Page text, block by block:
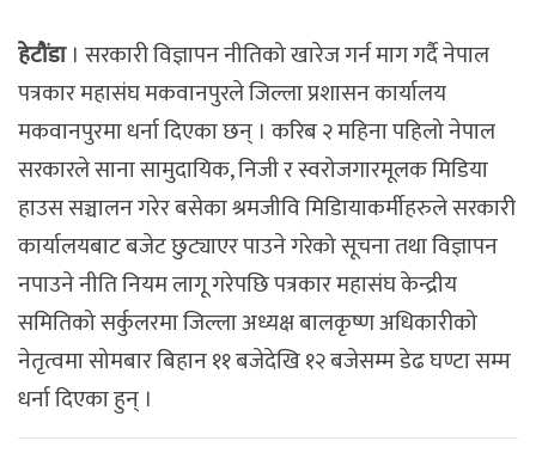
हेटौंडा। सरकारी विज्ञापन नीतिको खारेज गर्न माग गर्दै नेपाल
पत्रकार महासंघ मकवानपुरले जिल्ला प्रशासन कार्यालय
मकवानपुरमा धर्ना दिएका छन् । करिब २ महिना पहिलो नेपाल
सरकारले साना सामुदायिक, निजी र स्वरोजगारमूलक मिडिया
हाउस सञ्चालन गरेर बसेका श्रमजीवि मिडिायाकर्मीहरुले सरकारी
कार्यालयबाट बजेट छुट्याएर पाउने गरेको सूचना तथा विज्ञापन
नपाउने नीति नियम लागू गरेपछि पत्रकार महासंघ केन्द्रीय
समितिको सर्कुलरमा जिल्ला अध्यक्ष बालकृष्ण अधिकारीको
नेतृत्वमा सोमबार बिहान ११ बजेदेखि १२ बजेसम्म डेढ घण्टा सम्म
धर्ना दिएका हुन् ।